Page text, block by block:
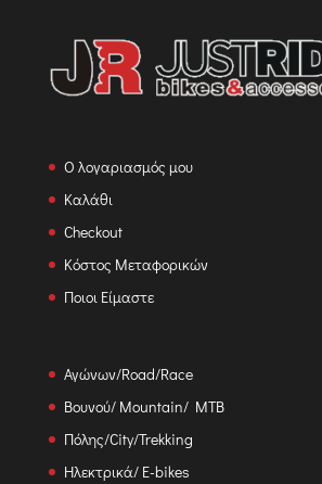
Ο λογαριασμός μου
Καλάθι
Checkout
Κόστος Μεταφορικών
Ποιοι Είμαστε
Αγώνων/Road/Race
Βουνού/ Mountain/ MTB
Πόλης/City/Trekking
Ηλεκτρικά/ E-bikes